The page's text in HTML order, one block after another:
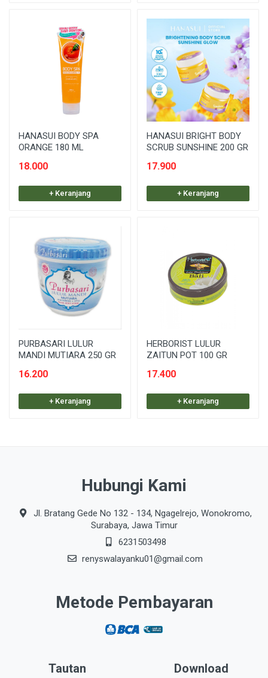
HANASUI BODY SPA
ORANGE 180 ML
18.000
+ Keranjang
HANASUI BRIGHT BODY
SCRUB SUNSHINE 200 GR
17.900
+ Keranjang
PURBASARI LULUR
MANDI MUTIARA 250 GR
16.200
+ Keranjang
HERBORIST LULUR
ZAITUN POT 100 GR
17.400
+ Keranjang
Hubungi Kami
Jl. Bratang Gede No 132 - 134, Ngagelrejo, Wonokromo,
Surabaya, Jawa Timur
6231503498
renyswalayanku01@gmail.com
Metode Pembayaran
Tautan Download